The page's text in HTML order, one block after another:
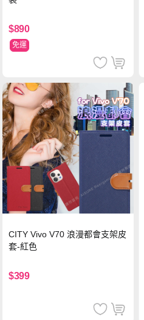
$890
免運
CITY Vivo V70 浪漫都會支架皮
套-紅色
$399